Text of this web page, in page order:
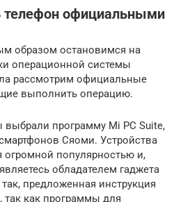
телефон официальными
образом остановимся на
операционной системы
рассмотрим официальные
выполнить операцию.
программу Mi PC Suite,
Сяоми. Устройства
огромной популярностью и,
обладателем гаджета
предложенная инструкция
так как программы для